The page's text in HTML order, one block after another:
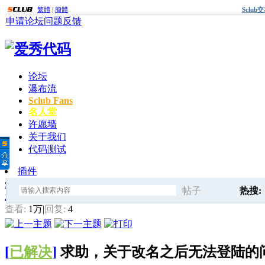
繁體 | 簡體 Sclub
申请论坛问题反馈
论坛
瀑布流
Sclub Fans
名人堂
许愿墙
关于我们
代码测试
插件
帖子
索
热搜:
爱秀代码
» 求助，关于改名之后无法登陆的问
发帖
查看: 1万| 回复: 4
[已解决] 求助，关于改名之后无法登陆